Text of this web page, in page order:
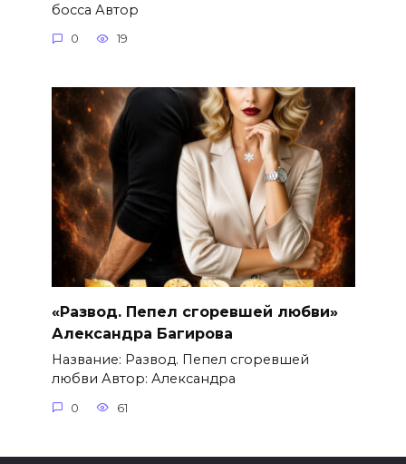
босса Автор
0 19
«Развод. Пепел сгоревшей любви»
Александра Багирова
Название: Развод. Пепел сгоревшей
любви Автор: Александра
0 61